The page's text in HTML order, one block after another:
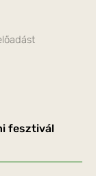
fesztivál